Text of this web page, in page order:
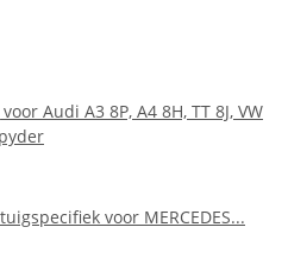
Audi A3 8P, A4 8H, TT 8J, VW